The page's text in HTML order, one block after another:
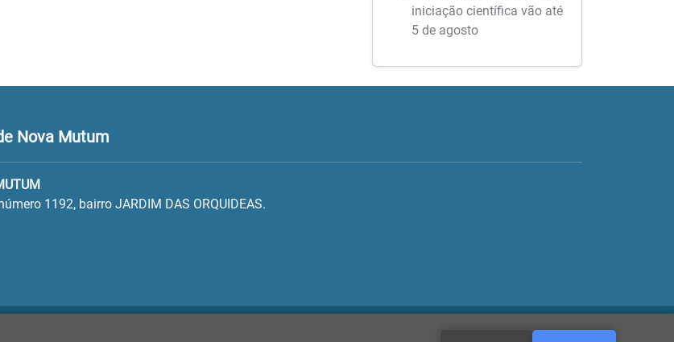
iniciação científica vão até
5 de agosto
Nova Mutum
1192, bairro JARDIM DAS ORQUIDEAS.